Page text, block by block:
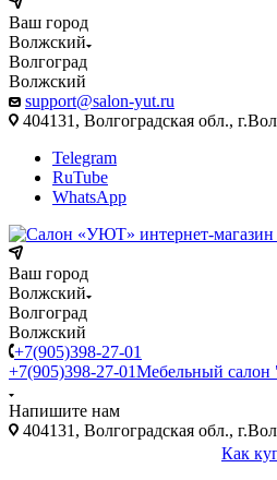
Ваш город
Волжский
Волгоград
Волжский
support@salon-yut.ru
404131, Волгоградская обл.,
Telegram
RuTube
WhatsApp
Ваш город
Волжский
Волгоград
Волжский
+7(905)398-27-01
+7(905)398-27-01Мебельный
Напишите нам
404131, Волгоградская обл.,
Как